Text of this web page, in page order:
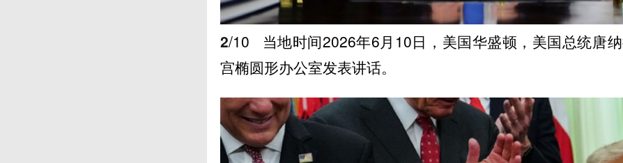
2/10
当地时间2026年6月10日，美国华盛顿，美国总统唐
宫椭圆形办公室发表讲话。